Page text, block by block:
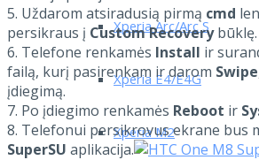
Xperia Arc/Arc S
Xperia E4/E4G
Xperia M2
5. Uždarom atsiradusią pirmą cmd
persikraus į Custom Recoverybūklę.
6. Telefone renkamės Install ir
failą, kurį pasirenkam ir darom Swipe
įdiegimą.
7. Po įdiegimo renkamės Reboot ir
8. Telefonui persikrovus ekrane bus
SuperSU aplikacija.